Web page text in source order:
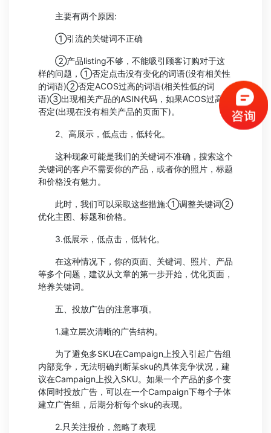
主要有两个原因:
①引流的关键词不正确
②产品listing不够，不能吸引顾客订购对于这
样的问题，①否定点击没有变化的词语(没有相关性
的词语)②否定ACOS过高的词语(相关性低的词
语)③出现相关产品的ASIN代码，如果ACOS过高则
否定(出现在没有相关产品的页面下)。
2、高展示，低点击，低转化。
这种现象可能是我们的关键词不准确，搜索这个
关键词的客户不需要你的产品，或者你的照片，标题
和价格没有魅力。
此时，我们可以采取这些措施:①调整关键词②
优化主图、标题和价格。
3.低展示，低点击，低转化。
在这种情况下，你的页面、关键词、照片、产品
等多个问题，建议从文章的第一步开始，优化页面，
培养关键词。
五、投放广告的注意事项。
1.建立层次清晰的广告结构。
为了避免多SKU在Campaign上投入引起广告组
内部竞争，无法明确判断某sku的具体竞争状况，建
议在Campaign上投入SKU。如果一个产品的多个变
体同时投放广告，可以在一个Campaign下每个子体
建立广告组，后期分析每个sku的表现。
2.只关注报价，忽略了表现